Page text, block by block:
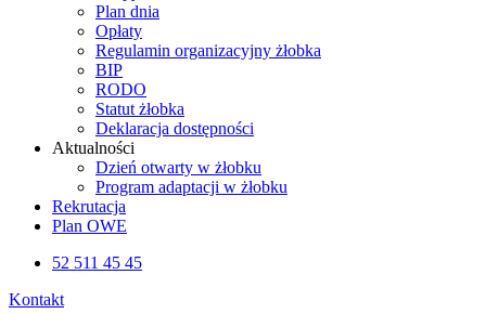
Plan dnia
Opłaty
Regulamin organizacyjny żłobka
BIP
RODO
Statut żłobka
Deklaracja dostępności
Aktualności
Dzień otwarty w żłobku
Program adaptacji w żłobku
Rekrutacja
Plan OWE
52 511 45 45
Kontakt